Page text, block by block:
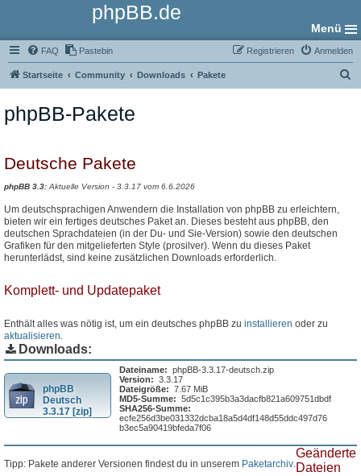
phpBB.de
Menü
FAQ Pastebin Anmelden
Registrieren
Startseite Community Downloads Pakete
phpBB-Pakete
Deutsche Pakete
phpBB 3.3: Aktuelle Version - 3.3.17 vom 6.6.2026
Um deutschsprachigen Anwendern die Installation von phpBB zu erleichtern,
bieten wir ein fertiges deutsches Paket an. Dieses besteht aus phpBB, den
deutschen Sprachdateien (in der Du- und Sie-Version) sowie den deutschen
Grafiken für den mitgelieferten Style (prosilver). Wenn du dieses Paket
herunterlädst, sind keine zusätzlichen Downloads erforderlich.
Komplett- und Updatepaket
Enthält alles was nötig ist, um ein deutsches phpBB zu installieren oder zu
aktualisieren.
Downloads:
phpBB
Deutsch
3.3.17 [zip]
Dateiname: phpBB-3.3.17-deutsch.zip
Version: 3.3.17
Dateigröße: 7.67 MiB
MD5-Summe: 5d5c1c395b3a3dacfb821a609751dbdf
SHA256-Summe:
ecfe256d3be031332dcba18a5d4df148d55ddc497d76
b3ec5a90419bfeda7f06
Tipp: Pakete anderer Versionen findest du in unserem Paketarchiv.
Geänderte
Dateien